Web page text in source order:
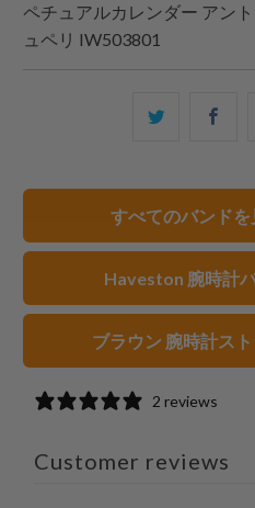
ペチュアルカレンダー アン
ュペリ IW503801
を
Twitter
で
共
有
す
す
る
すべてのバンドを
Haveston 腕時計
ブラウン 腕時計ス
2 reviews
Customer reviews